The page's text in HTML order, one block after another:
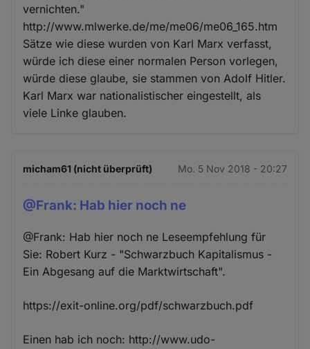
vernichten."
http://www.mlwerke.de/me/me06/me06_165.htm
Sätze wie diese wurden von Karl Marx verfasst,
würde ich diese einer normalen Person vorlegen,
würde diese glaube, sie stammen von Adolf Hitler.
Karl Marx war nationalistischer eingestellt, als
viele Linke glauben.
micham61 (nicht überprüft) Mo. 5 Nov 2018 - 20:27
@Frank: Hab hier noch ne
@Frank: Hab hier noch ne Leseempfehlung für
Sie: Robert Kurz - "Schwarzbuch Kapitalismus -
Ein Abgesang auf die Marktwirtschaft".
https://exit-online.org/pdf/schwarzbuch.pdf
Einen hab ich noch: http://www.udo-